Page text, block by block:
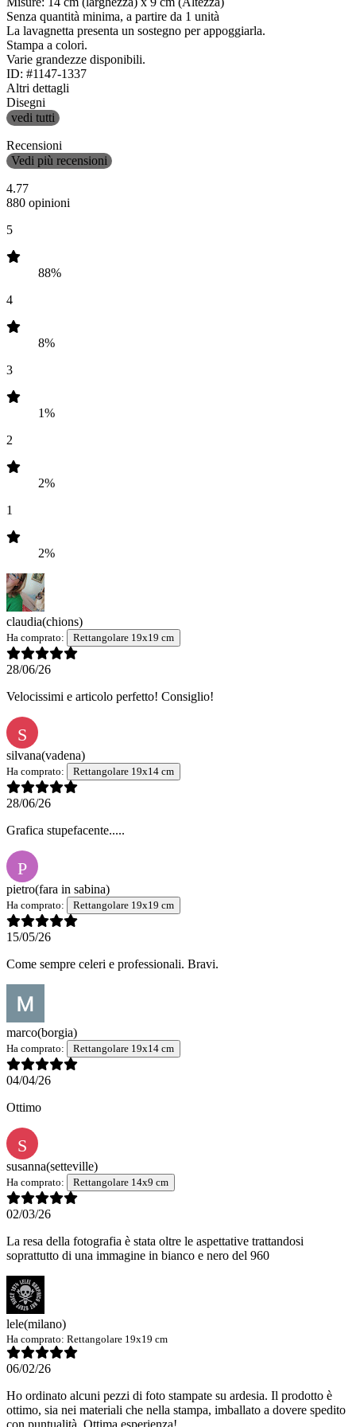
Senza quantità minima, a partire da 1 unità
La lavagnetta presenta un sostegno per appoggiarla.
Stampa a colori.
Varie grandezze disponibili.
ID: #1147-1337
Altri dettagli
Disegni
vedi tutti
Recensioni
Vedi più recensioni
4.77
880 opinioni
5
88%
4
8%
3
1%
2
2%
1
2%
claudia(chions)
Ha comprato: Rettangolare 19x19 cm
28/06/26
Velocissimi e articolo perfetto! Consiglio!
S
silvana(vadena)
Ha comprato: Rettangolare 19x14 cm
28/06/26
Grafica stupefacente.....
P
pietro(fara in sabina)
Ha comprato: Rettangolare 19x19 cm
15/05/26
Come sempre celeri e professionali. Bravi.
marco(borgia)
Ha comprato: Rettangolare 19x14 cm
04/04/26
Ottimo
S
susanna(setteville)
Ha comprato: Rettangolare 14x9 cm
02/03/26
La resa della fotografia è stata oltre le aspettative trattandosi
soprattutto di una immagine in bianco e nero del 960
lele(milano)
Ha comprato: Rettangolare 19x19 cm
06/02/26
Ho ordinato alcuni pezzi di foto stampate su ardesia. Il prodotto è
ottimo, sia nei materiali che nella stampa, imballato a dovere spedito
con puntualità. Ottima esperienza!